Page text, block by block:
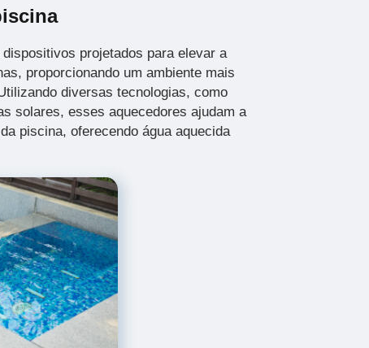
projetados para elevar a
proporcionando um ambiente mais
diversas tecnologias, como
solares, esses aquecedores ajudam a
piscina, oferecendo água aquecida